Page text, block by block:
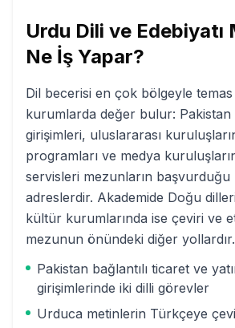
Urdu Dili ve Edebiyatı
Ne İş Yapar?
Dil becerisi en çok bölgeyle temas
kurumlarda değer bulur: Pakistan
girişimleri, uluslararası
programları ve medya
servisleri mezunların başvurduğu
adreslerdir. Akademide Doğu
kültür kurumlarında ise çeviri ve
mezunun önündeki diğer yollardır.
Pakistan bağlantılı ticaret ve
girişimlerinde iki dilli görevler
Urduca metinlerin Türkçeye